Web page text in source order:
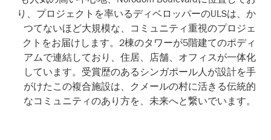
り、プロジェクトを率いるディベロッパーのULSは、か
つてないほど大規模な、コミュニティ重視のプロジェ
クトをお届けします。2棟のタワーが5階建てのポディ
アムで連結しており、住居、店舗、オフィスが一体化
しています。受賞歴のあるシンガポール人が設計を手
がけたこの複合施設は、クメールの村に活きる伝統的
なコミュニティのあり方を、未来へと繋いでいます。